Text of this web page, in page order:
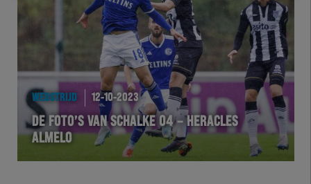
WEDSTRIJD 12-10-2023
DE FOTO’S VAN SCHALKE 04 – HERACLES
ALMELO